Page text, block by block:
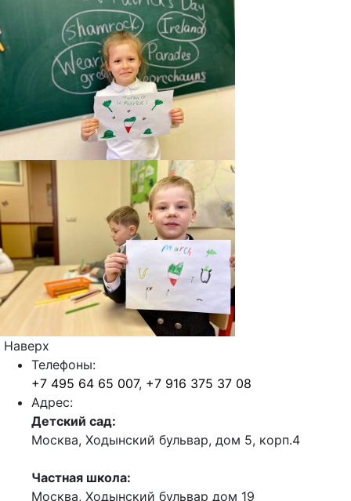
Наверх
Телефоны:
+7 495 64 65 007, +7 916 375 37 08
Адрес:
Детский сад:
Москва, Ходынский бульвар, дом 5, корп.4
Частная школа:
Москва, Ходынский бульвар дом 19